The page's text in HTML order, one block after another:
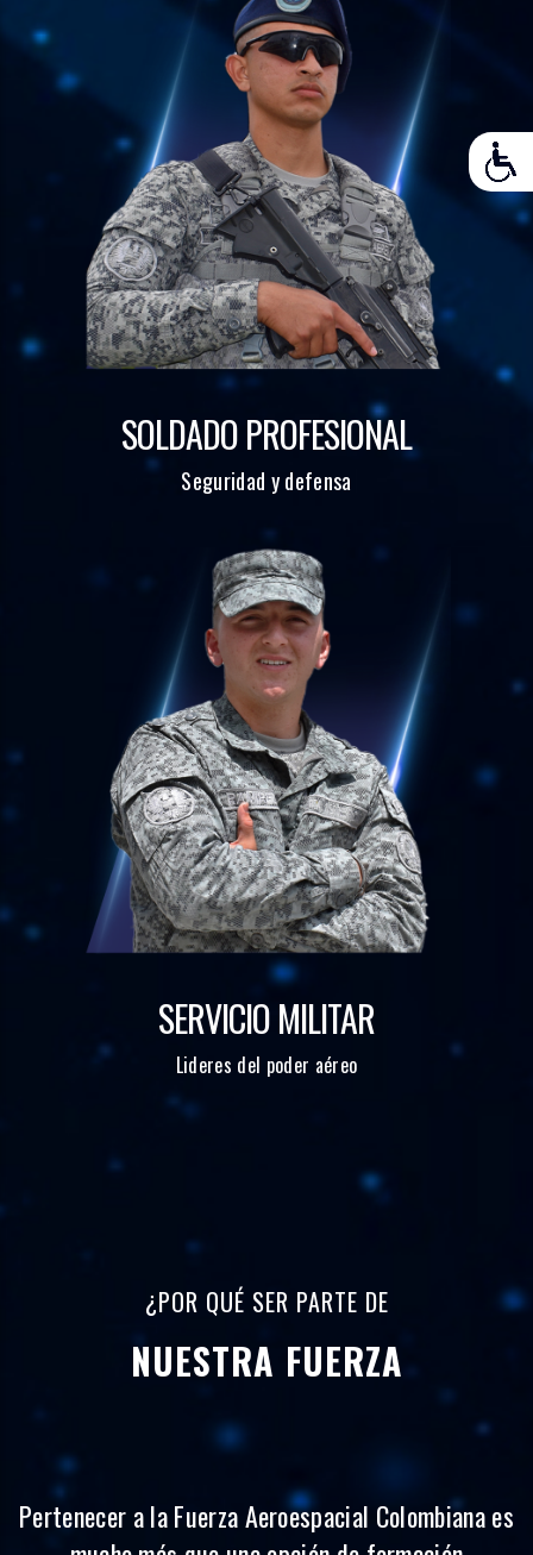
SOLDADO PROFESIONAL
Seguridad y defensa
SERVICIO MILITAR
Lideres del poder aéreo
¿POR QUÉ SER PARTE DE
NUESTRA FUERZA
Pertenecer a la Fuerza Aeroespacial Colombiana es